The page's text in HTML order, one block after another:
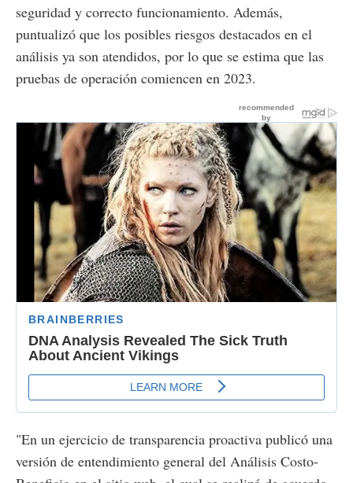
seguridad y correcto funcionamiento. Además,
puntualizó que los posibles riesgos destacados en el
análisis ya son atendidos, por lo que se estima que las
pruebas de operación comiencen en 2023.
"En un ejercicio de transparencia proactiva publicó una
versión de entendimiento general del Análisis Costo-